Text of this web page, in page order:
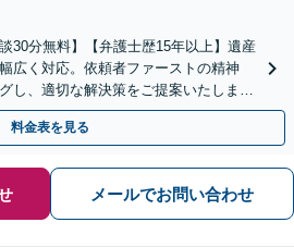
30分無料】【弁護士歴15年以上】遺産
広く対応。依頼者ファーストの精神
し、適切な解決策をご提案いたしま
お聞かせください。
料金表を見る
メールでお問い合わせ